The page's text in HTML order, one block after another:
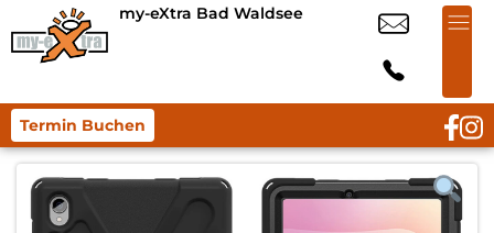
my-eXtra Bad Waldsee
Termin Buchen